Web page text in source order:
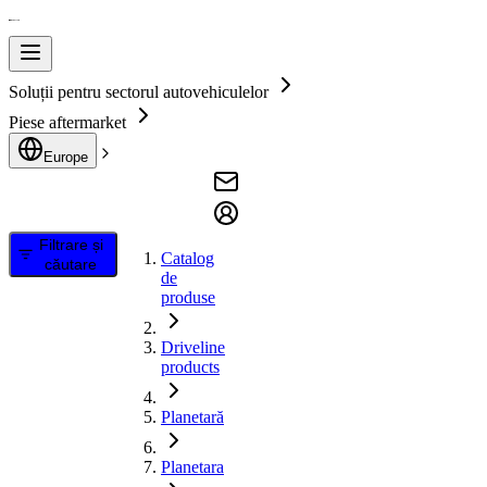
Soluții pentru sectorul autovehiculelor
Piese aftermarket
Europe
Filtrare și
căutare
Catalog
de
produse
Driveline
products
Planetară
Planetara